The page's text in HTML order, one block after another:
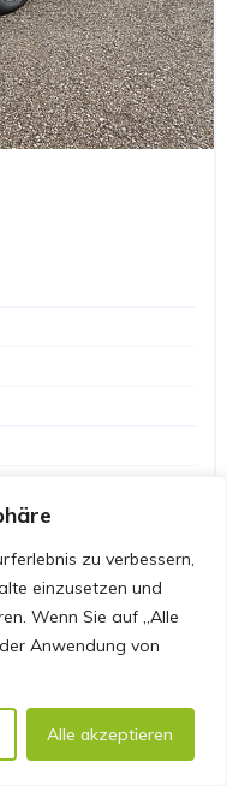
zu verbessern,
einzusetzen und
Wenn Sie auf „Alle
Anwendung von
Alle akzeptieren